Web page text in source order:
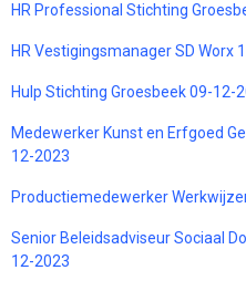
HR Professional Stichting
HR Vestigingsmanager SD Worx
Hulp Stichting Groesbeek 09-12-
Medewerker Kunst en Erfgoed
12-2023
Productiemedewerker
Senior Beleidsadviseur Sociaal
12-2023